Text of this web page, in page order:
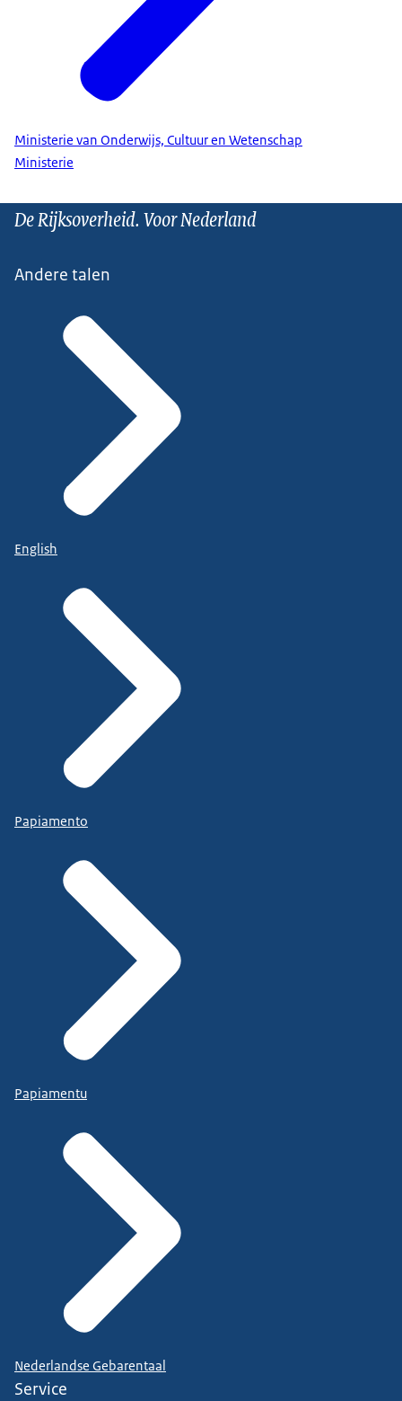
Ministerie van Onderwijs, Cultuur en Wetenschap
Ministerie
De Rijksoverheid. Voor Nederland
Andere talen
English
Papiamento
Papiamentu
Nederlandse Gebarentaal
Service